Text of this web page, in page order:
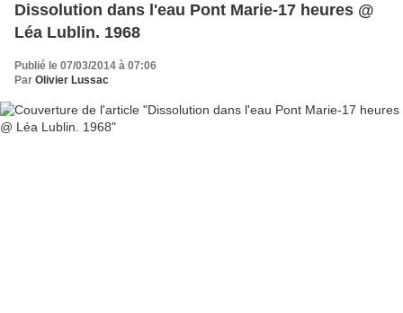
Dissolution dans l'eau Pont Marie-17 heures @
Léa Lublin. 1968
Publié le 07/03/2014 à 07:06
Par Olivier Lussac